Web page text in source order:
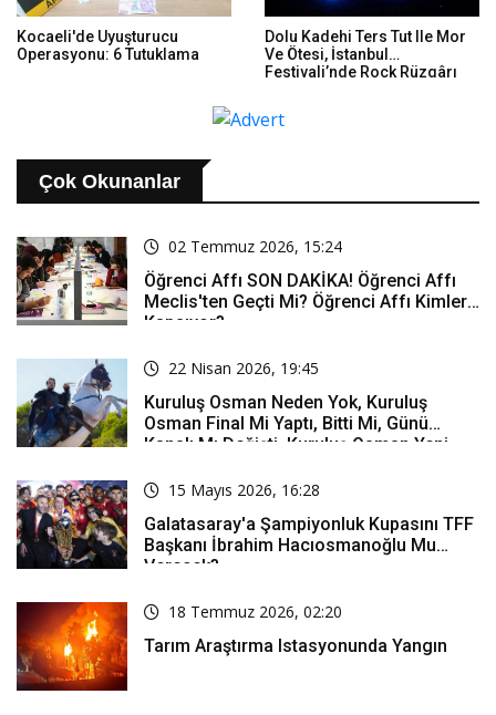
Kocaeli'de Uyuşturucu
Operasyonu: 6 Tutuklama
Dolu Kadehi Ters Tut Ile Mor
Ve Ötesi, İstanbul
Festivali’nde Rock Rüzgârı
Çok Okunanlar
02 Temmuz 2026, 15:24
Öğrenci Affı SON DAKİKA! Öğrenci Affı
Meclis'ten Geçti Mi? Öğrenci Affı Kimleri
Kapsıyor?
22 Nisan 2026, 19:45
Kuruluş Osman Neden Yok, Kuruluş
Osman Final Mi Yaptı, Bitti Mi, Günü
Kanalı Mı Değişti, Kuruluş Osman Yeni
15 Mayıs 2026, 16:28
Galatasaray'a Şampiyonluk Kupasını TFF
Başkanı İbrahim Hacıosmanoğlu Mu
Verecek?
18 Temmuz 2026, 02:20
Tarım Araştırma Istasyonunda Yangın